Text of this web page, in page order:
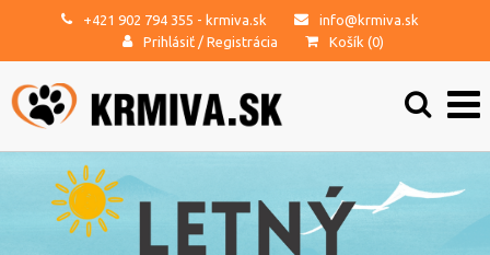
+421 902 794 355 - krmiva.sk
info@krmiva.sk
Prihlásiť / Registrácia Košík (0)